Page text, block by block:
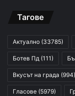
Тагове
Актуално (33785)
Ботев Пд (111)
Вкусът на града (994)
Гласове (5979)